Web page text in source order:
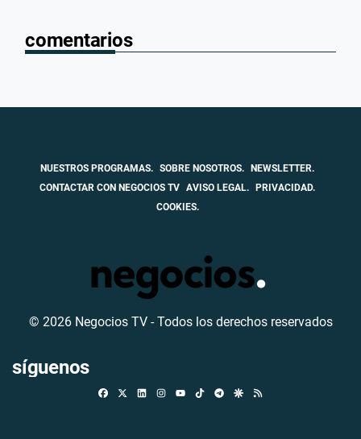
comentarios
NUESTROS PROGRAMAS. SOBRE NOSOTROS.
NEWSLETTER.
CONTACTAR CON NEGOCIOS TV AVISO LEGAL.
PRIVACIDAD.
COOKIES.
© 2026 Negocios TV - Todos los derechos reservados
síguenos
FacebookLinkedinInstagramTikTokTelegramGoogle Discover